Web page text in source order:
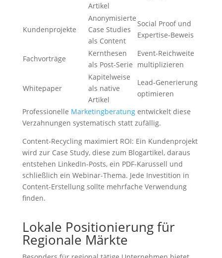
Artikel
Kundenprojekte
Anonymisierte
Case Studies
als Content
Social Proof und
Expertise-Beweis
Fachvorträge
Kernthesen
als Post-Serie
Event-Reichweite
multiplizieren
Whitepaper
Kapitelweise
als native
Artikel
Lead-Generierung
optimieren
Professionelle Marketingberatungentwickelt diese
Verzahnungen systematisch statt zufällig.
Content-Recycling maximiert ROI: Ein Kundenprojekt
wird zur Case Study, diese zum Blogartikel, daraus
entstehen LinkedIn-Posts, ein PDF-Karussell und
schließlich ein Webinar-Thema. Jede Investition in
Content-Erstellung sollte mehrfache Verwendung
finden.
Lokale Positionierung für
Regionale Märkte